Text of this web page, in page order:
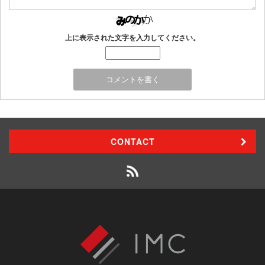
上に表示された文字を入力してください。
CONTACT